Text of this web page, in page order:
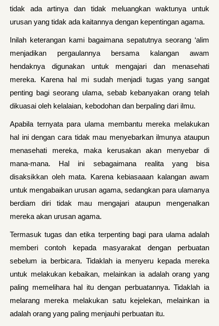
tidak ada artinya dan tidak meluangkan waktunya untuk
urusan yang tidak ada kaitannya dengan kepentingan agama.
Inilah keterangan kami bagaimana sepatutnya seorang ‘alim
menjadikan pergaulannya bersama kalangan awam
hendaknya digunakan untuk mengajari dan menasehati
mereka. Karena hal mi sudah menjadi tugas yang sangat
penting bagi seorang ulama, sebab kebanyakan orang telah
dikuasai oleh kelalaian, kebodohan dan berpaling dari ilmu.
Apabila ternyata para ulama membantu mereka melakukan
hal ini dengan cara tidak mau menyebarkan ilmunya ataupun
menasehati mereka, maka kerusakan akan menyebar di
mana-mana. Hal ini sebagaimana realita yang bisa
disaksikkan oleh mata. Karena kebiasaaan kalangan awam
untuk mengabaikan urusan agama, sedangkan para ulamanya
berdiam diri tidak mau mengajari ataupun mengenalkan
mereka akan urusan agama.
Termasuk tugas dan etika terpenting bagi para ulama adalah
memberi contoh kepada masyarakat dengan perbuatan
sebelum ia berbicara. Tidaklah ia menyeru kepada mereka
untuk melakukan kebaikan, melainkan ia adalah orang yang
paling memelihara hal itu dengan perbuatannya. Tidaklah ia
melarang mereka melakukan satu kejelekan, melainkan ia
adalah orang yang paling menjauhi perbuatan itu.